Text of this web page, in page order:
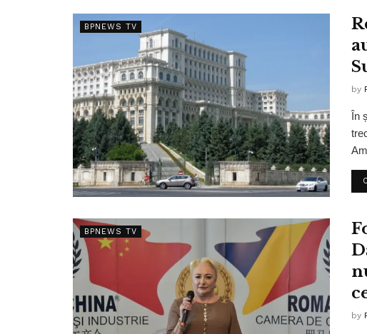
BPNEWS TV
by
În
BPNEWS TV
by